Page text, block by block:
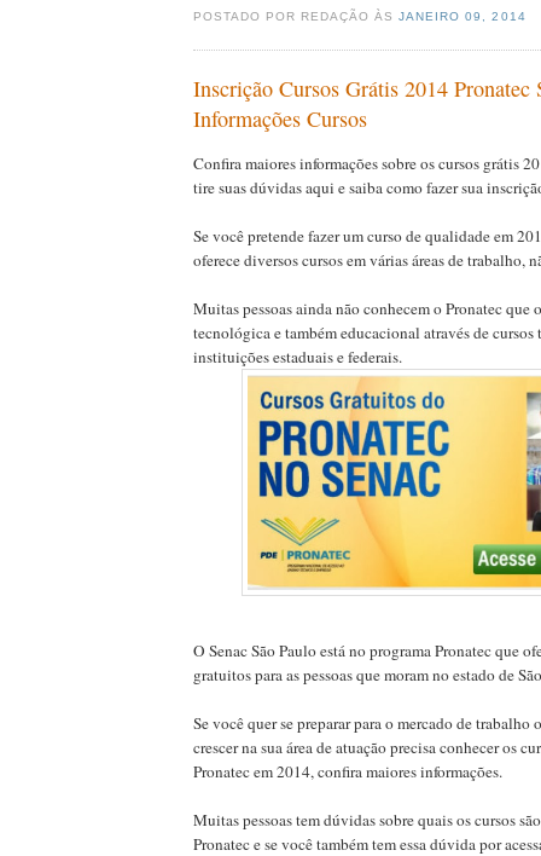
POSTADO POR REDAÇÃO ÀSJANEIRO 09, 2014
Inscrição Cursos Grátis 2014 Pronatec
Informações Cursos
Confira maiores informações sobre os cursos grátis
tire suas dúvidas aqui e saiba como fazer sua
Se você pretende fazer um curso de qualidade em
oferece diversos cursos em várias áreas de trabalho,
Muitas pessoas ainda não conhecem o Pronatec que
tecnológica e também educacional através de cursos
instituições estaduais e federais.
O Senac São Paulo está no programa Pronatec que
gratuitos para as pessoas que moram no estado de
Se você quer se preparar para o mercado de trabalho
crescer na sua área de atuação precisa conhecer os
Pronatec em 2014, confira maiores informações.
Muitas pessoas tem dúvidas sobre quais os cursos
Pronatec e se você também tem essa dúvida por